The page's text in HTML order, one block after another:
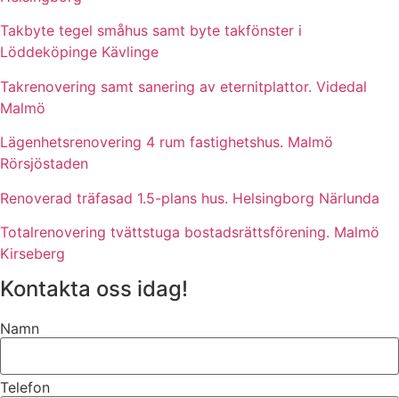
Takbyte tegel småhus samt byte takfönster i
Löddeköpinge Kävlinge
Takrenovering samt sanering av eternitplattor. Videdal
Malmö
Lägenhetsrenovering 4 rum fastighetshus. Malmö
Rörsjöstaden
Renoverad träfasad 1.5-plans hus. Helsingborg Närlunda
Totalrenovering tvättstuga bostadsrättsförening. Malmö
Kirseberg
Kontakta oss idag!
Namn
Telefon